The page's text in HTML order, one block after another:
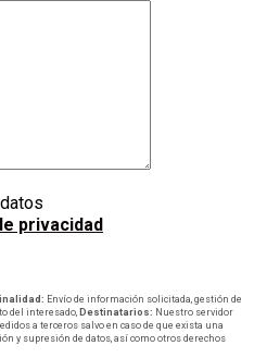
privacidad
Envío de información solicitada, gestión de
del interesado, Destinatarios: Nuestro servidor
a terceros salvo en caso de que exista una
y supresión de datos, así como otros derechos